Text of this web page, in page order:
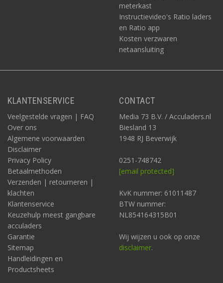
meterkast
Instructievideo's Ratio laders
en Ratio app
Kosten verzwaren
netaansluiting
KLANTENSERVICE
Veelgestelde vragen | FAQ
Over ons
Algemene voorwaarden
Disclaimer
Privacy Policy
Betaalmethoden
Verzenden | retourneren |
klachten
Klantenservice
Keuzehulp meest gangbare
acculaders
Garantie
Sitemap
Handleidingen en
Productsheets
CONTACT
Media 73 B.V. / Acculaders.nl
Biesland 13
1948 RJ Beverwijk
0251-748742
[email protected]
KvK nummer: 61011487
BTW nummer:
NL854164315B01
Wij wijzen u ook op onze
disclaimer.